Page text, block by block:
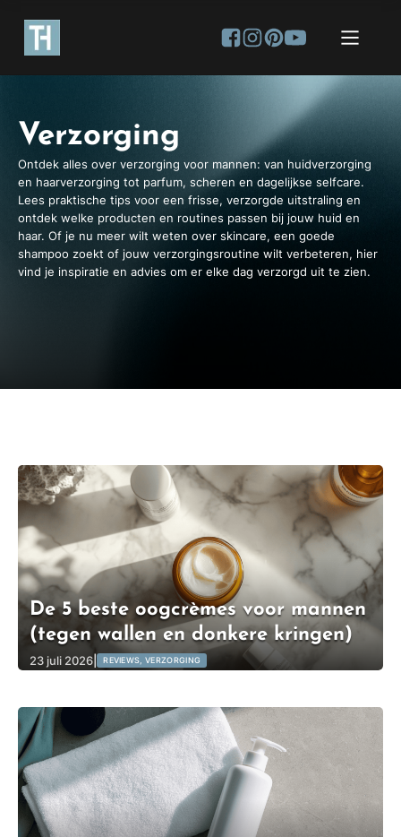
Verzorging
Ontdek alles over verzorging voor mannen: van huidverzorging
en haarverzorging tot parfum, scheren en dagelijkse selfcare.
Lees praktische tips voor een frisse, verzorgde uitstraling en
ontdek welke producten en routines passen bij jouw huid en
haar. Of je nu meer wilt weten over skincare, een goede
shampoo zoekt of jouw verzorgingsroutine wilt verbeteren, hier
vind je inspiratie en advies om er elke dag verzorgd uit te zien.
De 5 beste oogcrèmes voor mannen
(tegen wallen en donkere kringen)
23 juli 2026 REVIEWS, VERZORGING